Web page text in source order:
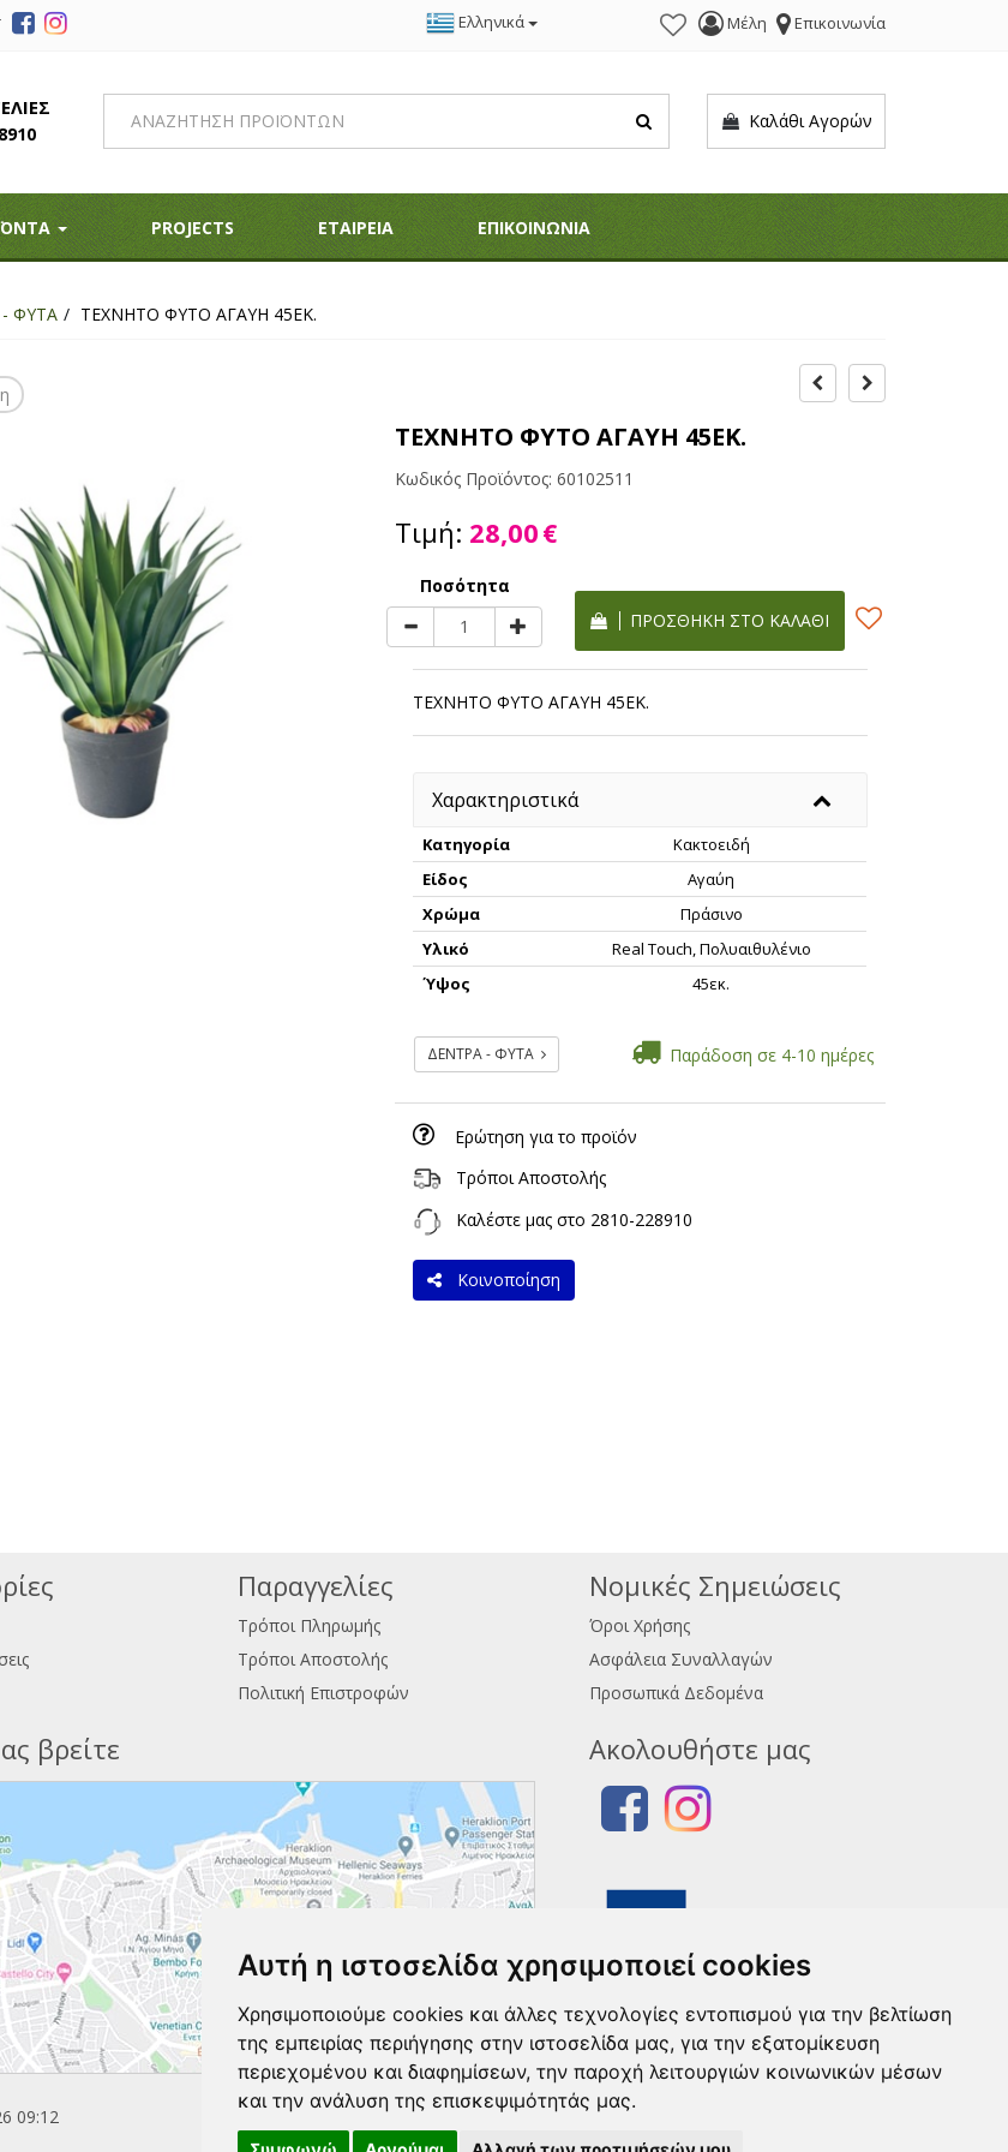
Αυτή η ιστοσελίδα χρησιμοποιεί cookies
Χρησιμοποιούμε cookies και άλλες τεχνολογίες εντοπισμού για την βελτίωση
της εμπειρίας περιήγησης στην ιστοσελίδα μας, για την εξατομίκευση
περιεχομένου και διαφημίσεων, την παροχή λειτουργιών κοινωνικών μέσων
και την ανάλυση της επισκεψιμότητάς μας.
Ελληνικά Μέλη Επικοινωνία
Καλάθι Αγορών
PROJECTS ΕΤΑΙΡΕΙΑ ΕΠΙΚΟΙΝΩΝΙΑ
ΦΥΤΑ ΤΕΧΝΗΤΟ ΦΥΤΟ ΑΓΑΥΗ 45ΕΚ.
ΤΕΧΝΗΤΟ ΦΥΤΟ ΑΓΑΥΗ 45ΕΚ.
Κωδικός Προϊόντος:60102511
Τιμή: 28,00€
Ποσότητα
ΠΡΟΣΘΉΚΗ ΣΤΟ ΚΑΛΆΘΙ
ΤΕΧΝΗΤΟ ΦΥΤΟ ΑΓΑΥΗ 45ΕΚ.
Χαρακτηριστικά
Κατηγορία
Κακτοειδή
Είδος
Αγαύη
Χρώμα
Πράσινο
Υλικό
Real Touch, Πολυαιθυλένιο
Ύψος
45εκ.
ΔΕΝΤΡΑ - ΦΥΤΑ Παράδοση σε 4-10 ημέρες
Ερώτηση για το προϊόν
Τρόποι Αποστολής
Καλέστε μας στο 2810-228910
Κοινοποίηση
Παραγγελίες
Τρόποι Πληρωμής
Τρόποι Αποστολής
Πολιτική Επιστροφών
Νομικές Σημειώσεις
Όροι Χρήσης
Ασφάλεια Συναλλαγών
Προσωπικά Δεδομένα
βρείτε Ακολουθήστε μας
09:12